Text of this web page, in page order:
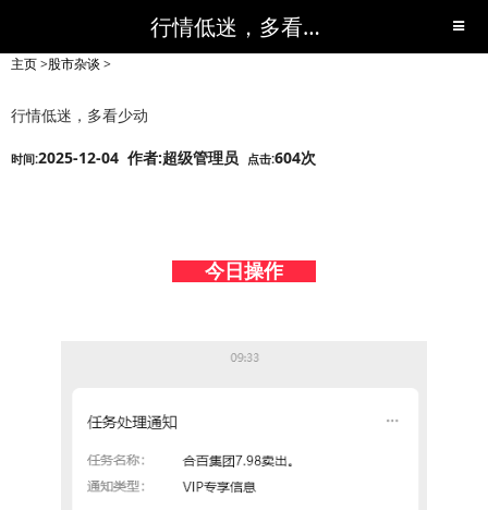
行情低迷，多看少动-股市杂谈-短线黑马,短线股票,短线炒股,实战,荐股,操盘,超级短线,令人叹为观止的短线炒股!-超级短线
主页>股市杂谈 >
行情低迷，多看少动
时间:2025-12-04 作者:超级管理员 点击:604次
今日操作